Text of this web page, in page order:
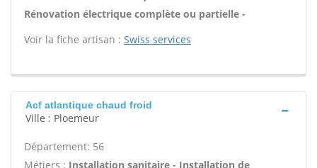
Rénovation électrique complète ou partielle -
Voir la fiche artisan : Swiss services
Acf atlantique chaud froid
Ville : Ploemeur
Département: 56
Métiers : Installation sanitaire - Installation de